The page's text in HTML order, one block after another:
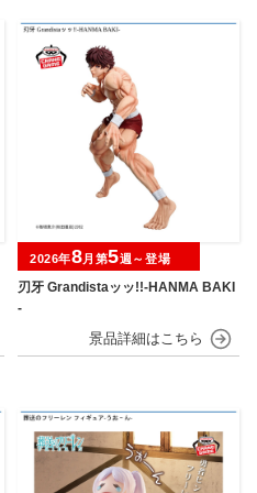
刃牙 Grandistaッッ!!-HANMA BAKI
-
2026年8月第5週～登場